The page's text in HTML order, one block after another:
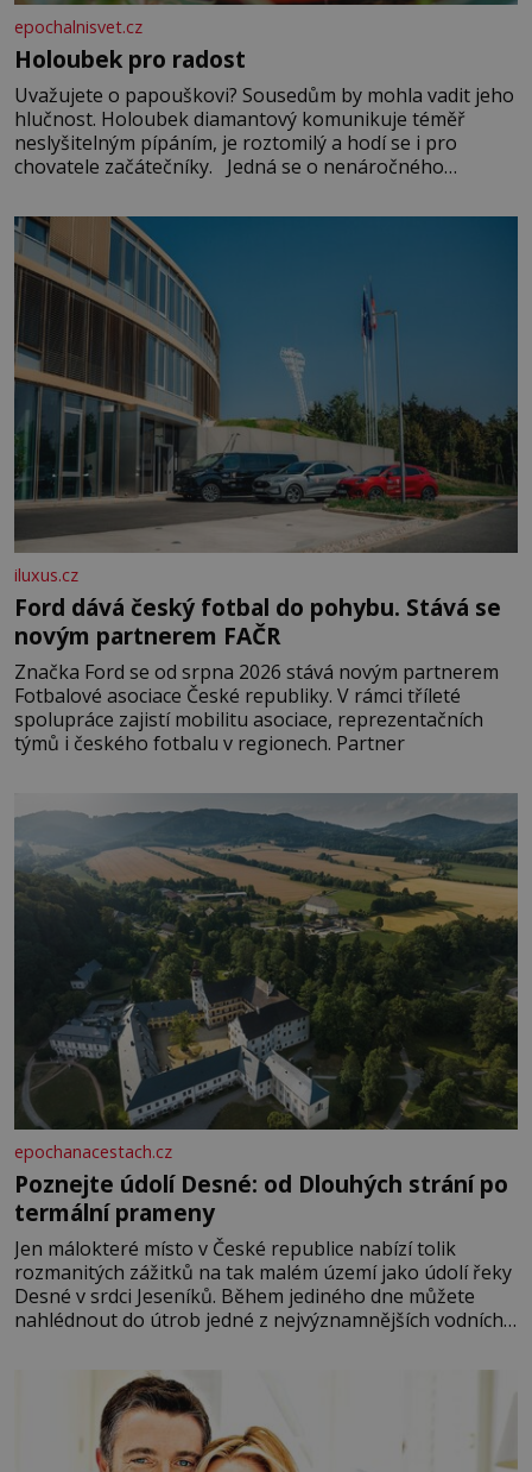
epochalnisvet.cz
Holoubek pro radost
Uvažujete o papouškovi? Sousedům by mohla vadit jeho
hlučnost. Holoubek diamantový komunikuje téměř
neslyšitelným pípáním, je roztomilý a hodí se i pro
chovatele začátečníky. Jedná se o nenáročného
času tráví na zemi, kde sbírá zbytky semínek Jeho
domovinou je prakticky celá Austrálie s výjimkou
pobřežní oblasti.
iluxus.cz
Ford dává český fotbal do pohybu. Stává se
novým partnerem FAČR
Značka Ford se od srpna 2026 stává novým partnerem
Fotbalové asociace České republiky. V rámci tříleté
spolupráce zajistí mobilitu asociace, reprezentačních
týmů i českého fotbalu v regionech. Partner
epochanacestach.cz
Poznejte údolí Desné: od Dlouhých strání po
termální prameny
Jen málokteré místo v České republice nabízí tolik
rozmanitých zážitků na tak malém území jako údolí řeky
Desné v srdci Jeseníků. Během jediného dne můžete
nahlédnout do útrob jedné z nejvýznamnějších vodních
se na koloběžce a den zakončit poznáváním památek ve
Velkých Losinách nebo v termálním